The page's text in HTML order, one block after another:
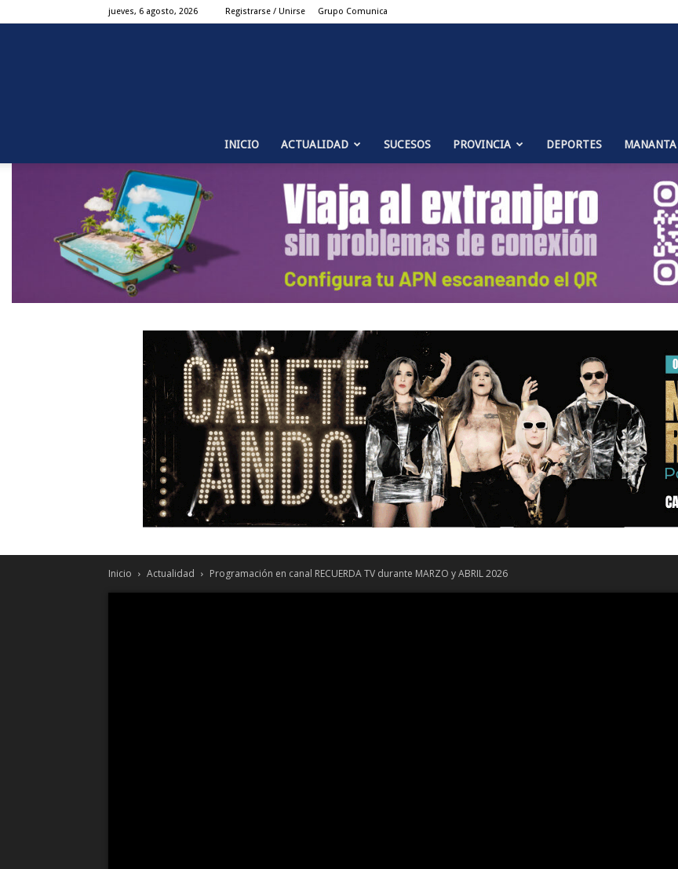
jueves, 6 agosto, 2026 Registrarse / Unirse Grupo Comunica
Genil
Noticias
INICIO ACTUALIDAD SUCESOS PROVINCIA DEPORTES MANANTA
Inicio Actualidad Programación en canal RECUERDA TV durante MARZO y ABRIL 2026